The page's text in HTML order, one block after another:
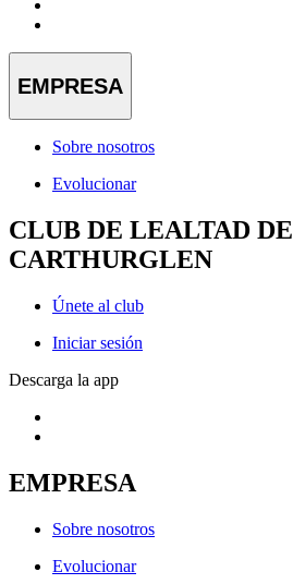
EMPRESA
Sobre nosotros
Evolucionar
CLUB DE LEALTAD DE
CARTHURGLEN
Únete al club
Iniciar sesión
Descarga la app
EMPRESA
Sobre nosotros
Evolucionar